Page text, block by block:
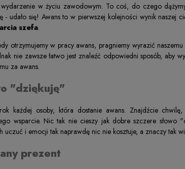
w życiu zawodowym. To coś, do czego
- udało się! Awans to w pierwszej kolejności wynik naszej
szefa.
otrzymujemy w pracy awans, pragniemy wyrazić
nie zawsze łatwo jest znaleźć odpowiedni sposób, aby
za awans.
"dziękuję"
każdej osoby, która dostanie awans. Znajdźcie
wsparcie. Nic tak nie cieszy jak dobre szczere słowo
uczuć i emocji tak naprawdę nic nie kosztuje, a znaczy tak
prezent